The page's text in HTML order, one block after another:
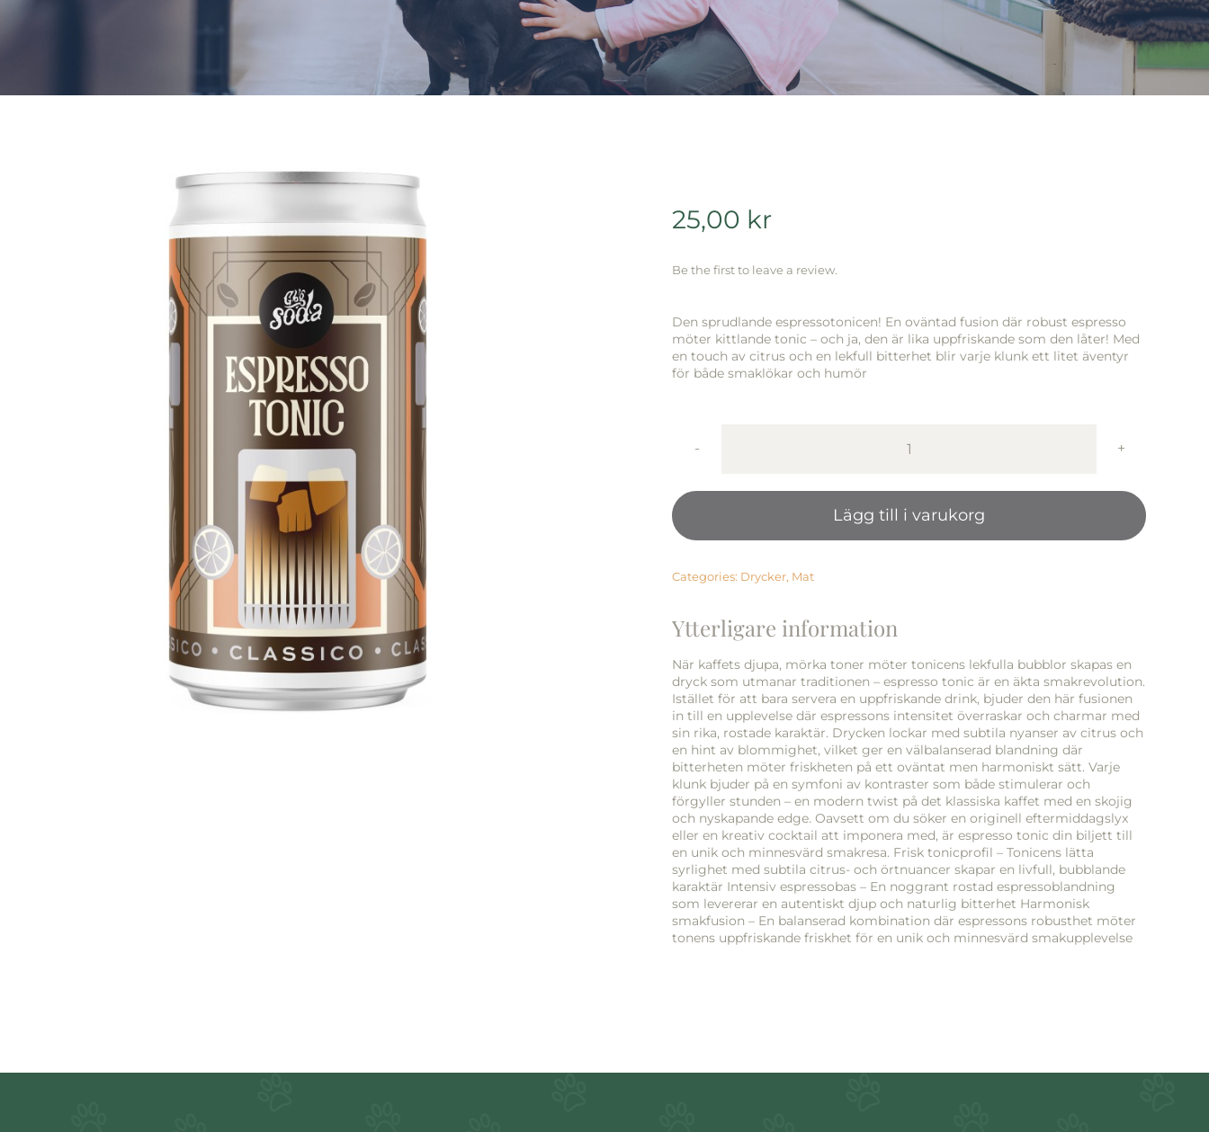
25,00 kr
Be the first to leave a review.
Den sprudlande espressotonicen! En oväntad fusion där robust espresso
möter kittlande tonic – och ja, den är lika uppfriskande som den låter! Med
en touch av citrus och en lekfull bitterhet blir varje klunk ett litet äventyr
för både smaklökar och humör
Espresso
250ml
mängd
Lägg till i varukorg
Categories: Drycker, Mat
Ytterligare information
När kaffets djupa, mörka toner möter tonicens lekfulla bubblor skapas en
dryck som utmanar traditionen – espresso tonic är en äkta smakrevolution.
Istället för att bara servera en uppfriskande drink, bjuder den här fusionen
in till en upplevelse där espressons intensitet överraskar och charmar med
sin rika, rostade karaktär. Drycken lockar med subtila nyanser av citrus och
en hint av blommighet, vilket ger en välbalanserad blandning där
bitterheten möter friskheten på ett oväntat men harmoniskt sätt. Varje
klunk bjuder på en symfoni av kontraster som både stimulerar och
förgyller stunden – en modern twist på det klassiska kaffet med en skojig
och nyskapande edge. Oavsett om du söker en originell eftermiddagslyx
eller en kreativ cocktail att imponera med, är espresso tonic din biljett till
en unik och minnesvärd smakresa. Frisk tonicprofil – Tonicens lätta
syrlighet med subtila citrus- och örtnuancer skapar en livfull, bubblande
karaktär Intensiv espressobas – En noggrant rostad espressoblandning
som levererar en autentiskt djup och naturlig bitterhet Harmonisk
smakfusion – En balanserad kombination där espressons robusthet möter
tonens uppfriskande friskhet för en unik och minnesvärd smakupplevelse